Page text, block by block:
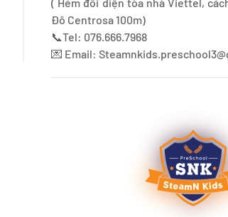
Đô Centrosa 100m)
📞Tel: 076.666.7968
💌 Email: